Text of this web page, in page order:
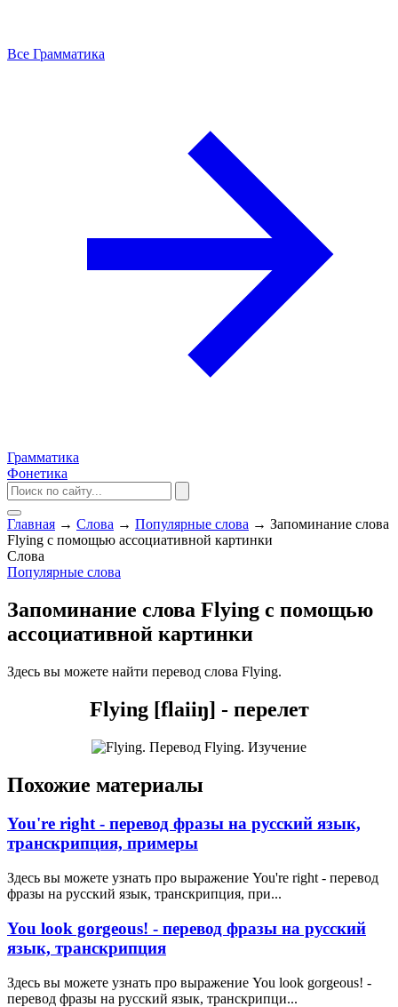
Все Грамматика
Грамматика
Фонетика
Главная → Слова → Популярные слова → Запоминание слова
Flying с помощью ассоциативной картинки
Слова
Популярные слова
Запоминание слова Flying с помощью
ассоциативной картинки
Здесь вы можете найти перевод слова Flying.
Flying [flaiiŋ] - перелет
Похожие материалы
You're right - перевод фразы на русский язык,
транскрипция, примеры
Здесь вы можете узнать про выражение You're right - перевод
фразы на русский язык, транскрипция, при...
You look gorgeous! - перевод фразы на русский
язык, транскрипция
Здесь вы можете узнать про выражение You look gorgeous! -
перевод фразы на русский язык, транскрипци...